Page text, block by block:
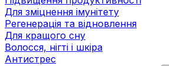
Для зміцнення імунітету
Регенерація та відновлення
Для кращого сну
Волосся, нігті і шкіра
Антистрес